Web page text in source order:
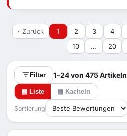
‹ Zurück 1 2 3 4
10
… 20
Filter 1–24 von 475 Artikeln
▤ Liste ▦ Kacheln
Sortierung